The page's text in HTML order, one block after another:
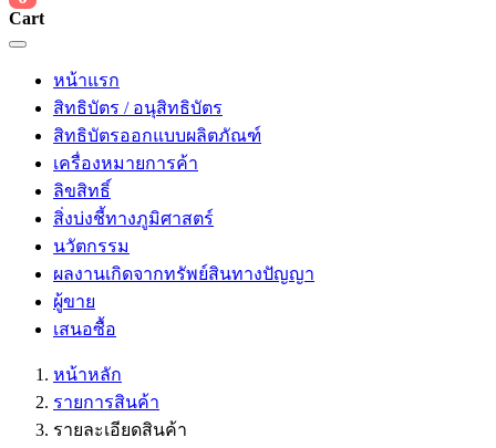
Cart
หน้าแรก
สิทธิบัตร / อนุสิทธิบัตร
สิทธิบัตรออกแบบผลิตภัณฑ์
เครื่องหมายการค้า
ลิขสิทธิ์
สิ่งบ่งชี้ทางภูมิศาสตร์
นวัตกรรม
ผลงานเกิดจากทรัพย์สินทางปัญญา
ผู้ขาย
เสนอซื้อ
หน้าหลัก
รายการสินค้า
รายละเอียดสินค้า